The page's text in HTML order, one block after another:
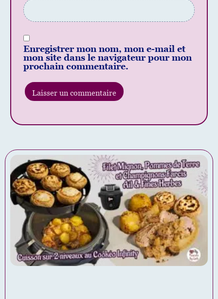
Enregistrer mon nom, mon e-mail et
mon site dans le navigateur pour mon
prochain commentaire.